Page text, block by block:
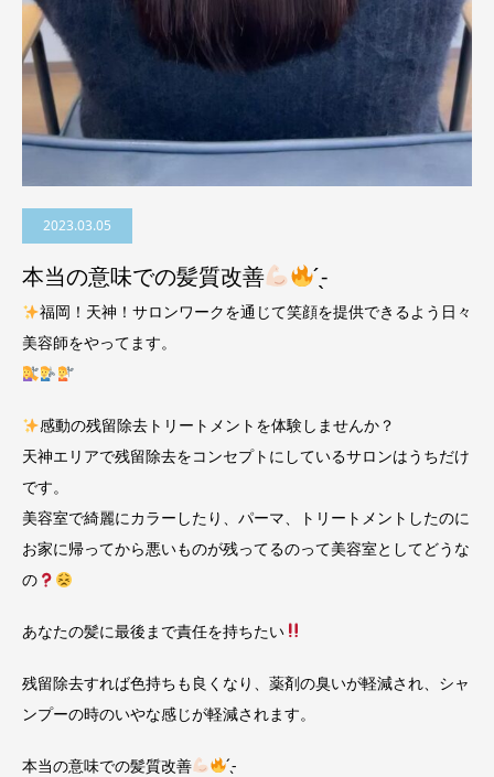
2023.03.05
本当の意味での髪質改善 ̖́-
福岡！天神！サロンワークを通じて笑顔を提供できるよう日々
美容師をやってます。
感動の残留除去トリートメントを体験しませんか？
天神エリアで残留除去をコンセプトにしているサロンはうちだけ
です。
美容室で綺麗にカラーしたり、パーマ、トリートメントしたのに
お家に帰ってから悪いものが残ってるのって美容室としてどうな
の
あなたの髪に最後まで責任を持ちたい
残留除去すれば色持ちも良くなり、薬剤の臭いが軽減され、シャ
ンプーの時のいやな感じが軽減されます。
本当の意味での髪質改善 ̖́-